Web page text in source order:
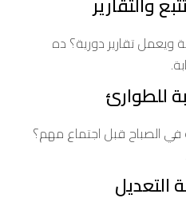
تقارير دورية؟ ده
للطوارئ
الصباح قبل اجتماع مهم؟
التعديل